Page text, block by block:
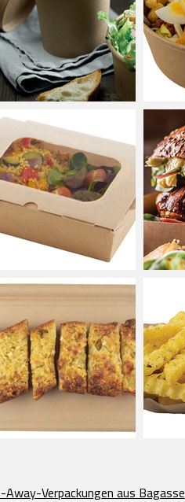
Away-Verpackungen aus Bagasse